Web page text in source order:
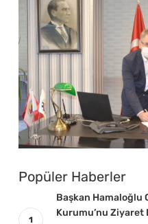
Popüler Haberler
Başkan Hamaloğlu
Kurumu’nu Ziyaret